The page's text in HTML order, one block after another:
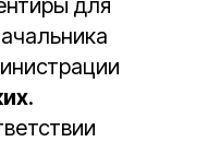
для
.